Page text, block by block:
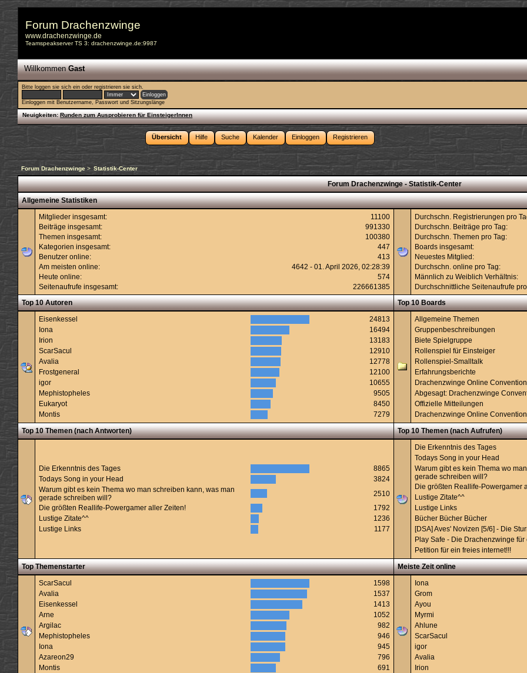
Forum Drachenzwinge
www.drachenzwinge.de
Teamspeakserver TS 3: drachenzwinge.de:9987
WillkommenGast
Bitte loggen sie sich ein oderregistrieren sie sich.
Einloggen mit Benutzername, Passwort und Sitzungslänge
Neuigkeiten: Runden zum Ausprobieren für EinsteigerInnen
Übersicht Hilfe Suche Kalender Einloggen Registrieren
Forum Drachenzwinge > Statistik-Center
Forum Drachenzwinge - Statistik-Center
Allgemeine Statistiken
Mitglieder insgesamt:
11100
Beiträge insgesamt:
991330
Themen insgesamt:
100380
Kategorien insgesamt:
447
Benutzer online:
413
Am meisten online:
4642 - 01. April 2026, 02:28:39
Heute online:
574
Seitenaufrufe insgesamt:
226661385
Durchschn. Registrierungen pro
Durchschn. Beiträge pro Tag:
Durchschn. Themen pro Tag:
Boards insgesamt:
Neuestes Mitglied:
Durchschn. online pro Tag:
Männlich zu Weiblich Verhältnis:
Durchschnittliche Seitenaufrufe
Top 10 Autoren
Top 10 Boards
Eisenkessel
24813
Iona
16494
Irion
13183
ScarSacul
12910
Avalia
12778
Frostgeneral
12100
igor
10655
Mephistopheles
9505
Eukaryot
8450
Montis
7279
Allgemeine Themen
Gruppenbeschreibungen
Biete Spielgruppe
Rollenspiel für Einsteiger
Rollenspiel-Smalltalk
Erfahrungsberichte
Drachenzwinge Online
Abgesagt: Drachenzwinge
Offizielle Mitteilungen
Drachenzwinge Online
Top 10 Themen (nach Antworten)
Top 10 Themen (nach Aufrufen)
Die Erkenntnis des Tages
8865
Todays Song in your Head
3824
Warum gibt es kein Thema wo man schreiben kann, was man
gerade schreiben will?
2510
Die größten Reallife-Powergamer aller Zeiten!
1792
Lustige Zitate^^
1236
Lustige Links
1177
Die Erkenntnis des Tages
Todays Song in your Head
Warum gibt es kein Thema wo
gerade schreiben will?
Die größten Reallife-Powergamer
Lustige Zitate^^
Lustige Links
Bücher Bücher Bücher
[DSA] Aves' Novizen [5/6] - Die
Play Safe - Die Drachenzwinge
Petition für ein freies internet!!!
Top Themenstarter
Meiste Zeit online
ScarSacul
1598
Avalia
1537
Eisenkessel
1413
Arne
1052
Argilac
982
Mephistopheles
946
Iona
945
Azareon29
796
Montis
691
Iona
Grom
Ayou
Myrmi
Ahlune
ScarSacul
igor
Avalia
Irion